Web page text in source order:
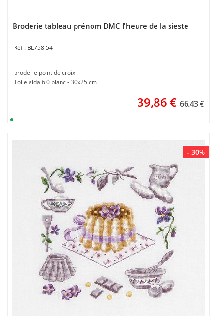
Broderie tableau prénom DMC l'heure de la sieste
BL758-54
broderie point de croix
Toile aida 6.0 blanc - 30x25 cm
39,86 € 66.43 €
- 30%